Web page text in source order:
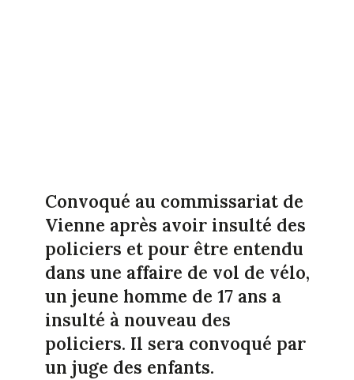
Convoqué au commissariat de
Vienne après avoir insulté des
policiers et pour être entendu
dans une affaire de vol de vélo,
un jeune homme de 17 ans a
insulté à nouveau des
policiers. Il sera convoqué par
un juge des enfants.